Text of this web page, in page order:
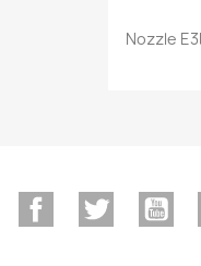
Nozzle
FacebookTwitter